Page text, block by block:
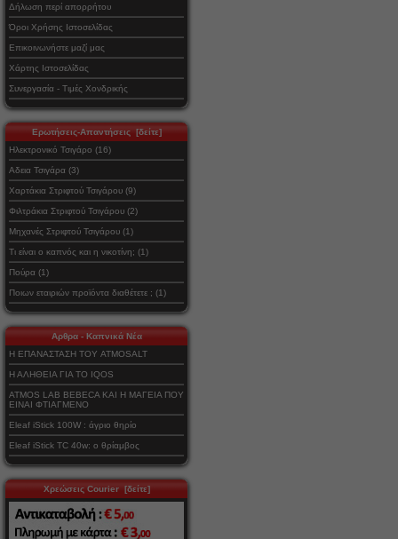
Δήλωση περί απορρήτου
Όροι Χρήσης Ιστοσελίδας
Επικοινωνήστε μαζί μας
Χάρτης Ιστοσελίδας
Συνεργασία - Τιμές Χονδρικής
Ερωτήσεις-Απαντήσεις [δείτε]
Ηλεκτρονικό Τσιγάρο (16)
Αδεια Τσιγάρα (3)
Χαρτάκια Στριφτού Τσιγάρου (9)
Φιλτράκια Στριφτού Τσιγάρου (2)
Μηχανές Στριφτού Τσιγάρου (1)
Τι είναι ο καπνός και η νικοτίνη; (1)
Πούρα (1)
Ποιων εταιριών προϊόντα διαθέτετε ; (1)
Αρθρα - Καπνικά Νέα
Η ΕΠΑΝΑΣΤΑΣΗ ΤΟΥ ATMOSALT
Η ΑΛΗΘΕΙΑ ΓΙΑ ΤΟ IQOS
ATMOS LAB BEBECA ΚΑΙ Η ΜΑΓΕΙΑ ΠΟΥ
ΕΙΝΑΙ ΦΤΙΑΓΜΕΝΟ
Eleaf iStick 100W : άγριο θηρίο
Eleaf iStick TC 40w: ο θρίαμβος
Χρεώσεις Courier [δείτε]